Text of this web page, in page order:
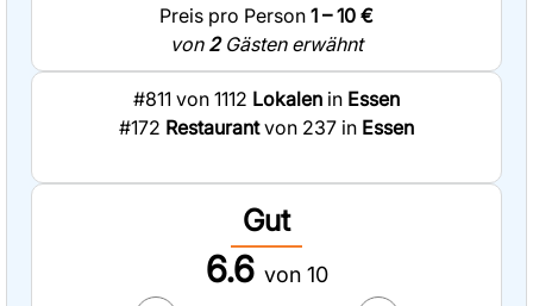
Preis pro Person 1 – 10 €
von 2Gästen erwähnt
#811 von 1112 Lokalen in Essen
#172 Restaurantvon 237 in Essen
Gut
6.6 von 10